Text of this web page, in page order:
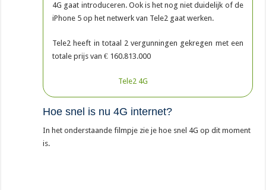
4G gaat introduceren. Ook is het nog niet duidelijk of de
iPhone 5 op het netwerk van Tele2 gaat werken.
Tele2 heeft in totaal 2 vergunningen gekregen met een
totale prijs van € 160.813.000
Tele2 4G
Hoe snel is nu 4G internet?
In het onderstaande filmpje zie je hoe snel 4G op dit moment
is.